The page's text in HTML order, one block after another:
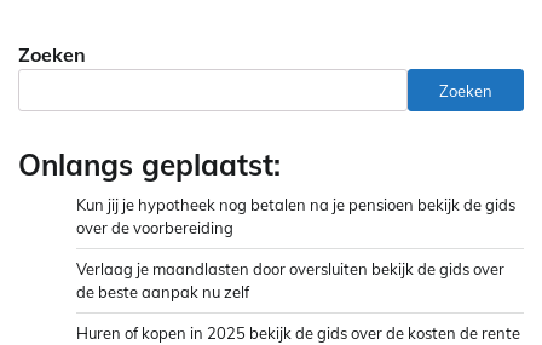
Zoeken
Zoeken
Onlangs geplaatst:
Kun jij je hypotheek nog betalen na je pensioen bekijk de gids
over de voorbereiding
Verlaag je maandlasten door oversluiten bekijk de gids over
de beste aanpak nu zelf
Huren of kopen in 2025 bekijk de gids over de kosten de rente